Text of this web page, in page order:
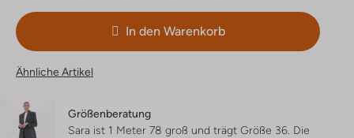
In den Warenkorb
Ähnliche Artikel
Größenberatung
Sara ist 1 Meter 78 groß und trägt Größe 36. Die